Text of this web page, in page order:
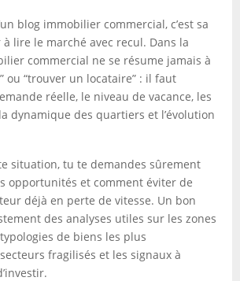
blog immobilier commercial, c’est sa
à lire le marché avec recul. Dans la
commercial ne se résume jamais à
ou “trouver un locataire” : il faut
réelle, le niveau de vacance, les
dynamique des quartiers et l’évolution
situation, tu te demandes sûrement
opportunités et comment éviter de
déjà en perte de vitesse. Un bon
des analyses utiles sur les zones
de biens les plus
fragilisés et les signaux à